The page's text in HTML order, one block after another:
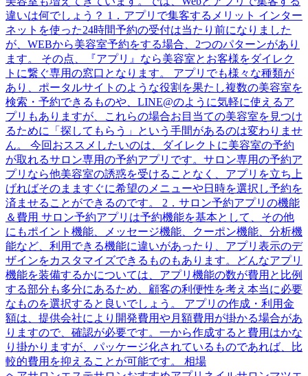
違いは何でしょう？ 1．アプリで集客するメリット インター
ネットを使った24時間予約の受付は当たり前になりました
が、WEBから美容室予約をする場合、2つのパターンがあり
ます。 その点、『アプリ』なら美容室とお客様をダイレク
トに繋ぐ専用の窓口となります。 アプリでも様々な種類が
あり、ポータルサイトのような役割を果たし複数の美容室を
検索・予約できるものや、LINE@のように気軽に使えるア
プリもありますが、これらの場合お目当ての美容室を見つけ
るために「探してもらう」という手間があるのは変わりませ
ん。 今回おススメしたいのは、ダイレクトに美容室の予約
が取れるサロン専用の予約アプリです。サロン専用の予約ア
プリなら他美容室の誘惑を受けることなく、アプリを立ち上
げればそのまますぐに希望のメニューや日時を選択し予約を
済ませることができるのです。 2．サロン予約アプリの機能
＆費用 サロン予約アプリは予約機能を基本として、その他
にもポイント機能、メッセージ機能、クーポン機能、分析機
能など、利用できる機能に違いがあったり、アプリ表示のデ
ザインをカスタマイズできるものもあります。どんなアプリ
機能を装備するかについては、アプリ機能の数が費用と比例
する部分も多分にあるため、顧客の利便性を考え本当に必要
なものを選択すると良いでしょう。 アプリの作成・利用金
額は、提供会社により開発費用や月額費用が掛かる場合があ
りますので、確認が必要です。一から作成すると費用はかな
り掛かりますが、パッケージ化されているものであれば、比
較的費用を抑えることが可能です。 相場